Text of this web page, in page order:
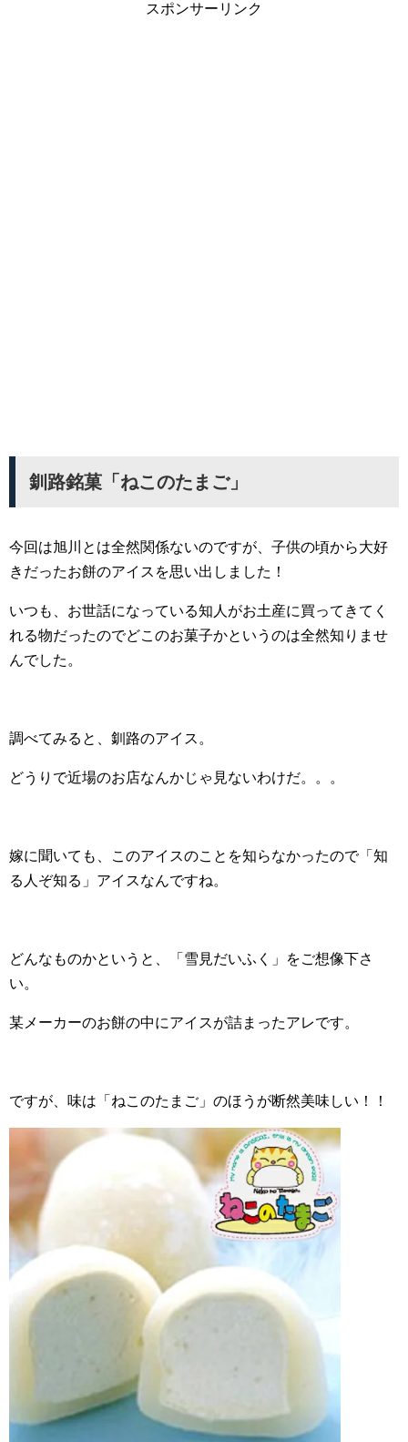
スポンサーリンク
釧路銘菓「ねこのたまご」
今回は旭川とは全然関係ないのですが、子供の頃から大好
きだったお餅のアイスを思い出しました！
いつも、お世話になっている知人がお土産に買ってきてく
れる物だったのでどこのお菓子かというのは全然知りませ
んでした。
調べてみると、釧路のアイス。
どうりで近場のお店なんかじゃ見ないわけだ。。。
嫁に聞いても、このアイスのことを知らなかったので「知
る人ぞ知る」アイスなんですね。
どんなものかというと、「雪見だいふく」をご想像下さ
い。
某メーカーのお餅の中にアイスが詰まったアレです。
ですが、味は「ねこのたまご」のほうが断然美味しい！！